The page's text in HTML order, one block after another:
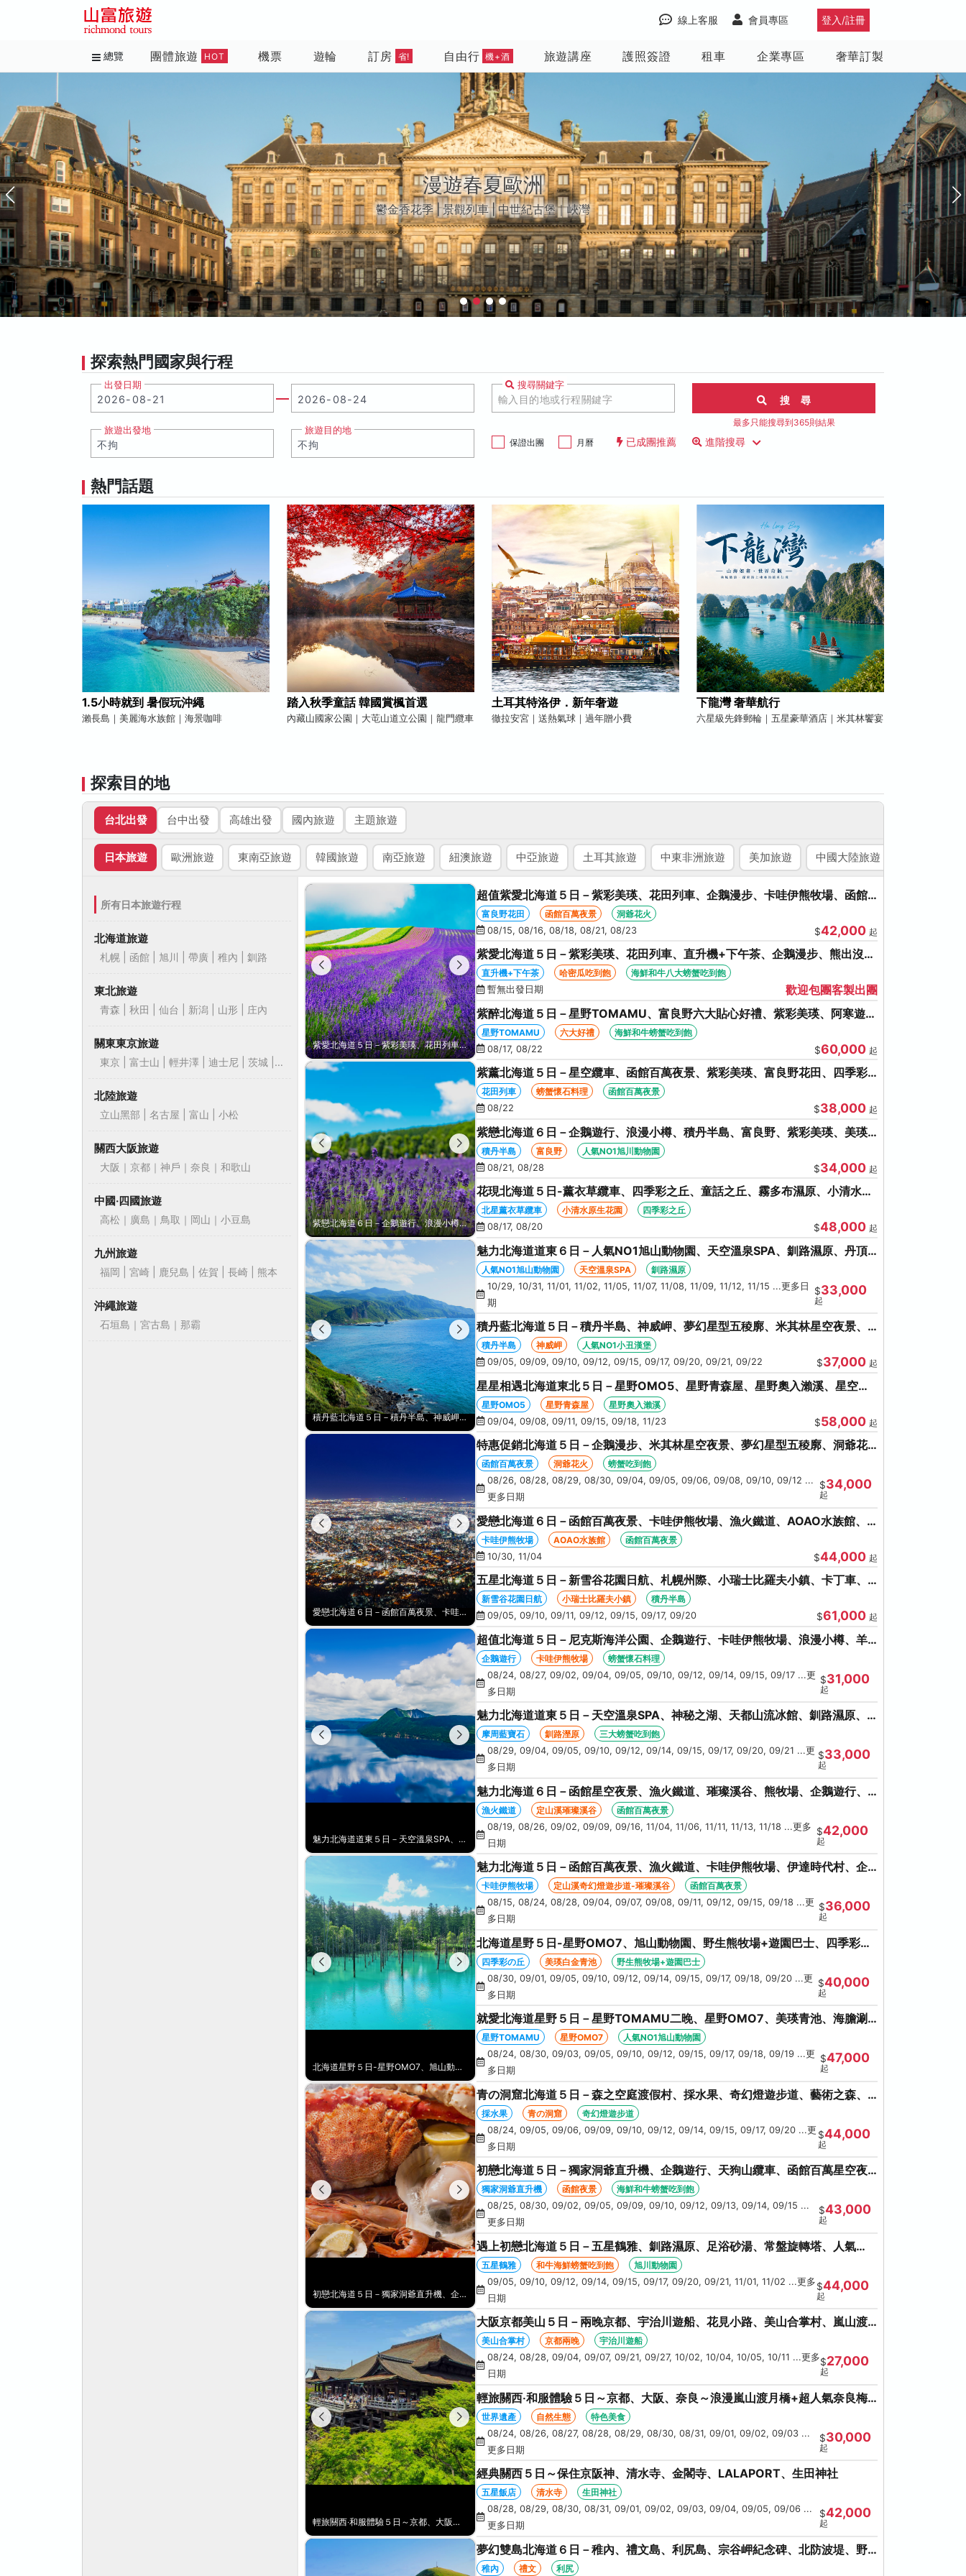
登入/註冊
會員專區
線上客服
總覽 團體旅遊 HOT 機票 遊輪 訂房 省! 自由行 機+酒 旅遊講座 護照簽證 租車 企業專區 奢華訂製
越南 • 越來越好玩
河內｜峴港｜胡志明市｜富國島
探索熱門國家與行程
出發日期 搜尋關鍵字
旅遊出發地
旅遊目的地
保證出團
月曆 已成團推薦
搜 尋
最多只能搜尋到365則結果
進階搜尋
熱門話題
1.5小時就到 暑假玩沖繩
瀨長島｜美麗海水族館｜海景咖啡
踏入秋季童話 韓國賞楓首選
內藏山國家公園｜大芚山道立公園｜龍門纜車
土耳其特洛伊．新年奢遊
徹拉安宮｜送熱氣球｜過年贈小費
下龍灣 奢華航行
六星級先鋒郵輪｜五星豪華酒店｜米其林饗宴
探索目的地
台北出發 台中出發 高雄出發 國內旅遊 主題旅遊
日本旅遊 歐洲旅遊 東南亞旅遊 韓國旅遊 南亞旅遊 紐澳旅遊 中亞旅遊 土耳其旅遊 中東非洲旅遊 美加旅遊 中國大陸旅遊
所有日本旅遊行程
北海道旅遊
札幌 | 函館 | 旭川 | 帶廣 | 稚內 | 釧路
東北旅遊
青森 | 秋田 | 仙台 | 新潟 | 山形 | 庄內
關東東京旅遊
東京 | 富士山 | 輕井澤 | 迪士尼 | 茨城 |
北陸旅遊
立山黑部 | 名古屋 | 富山 | 小松
關西大阪旅遊
大阪｜京都｜神戶｜奈良｜和歌山
中國‧四國旅遊
高松｜廣島｜鳥取｜岡山｜小豆島
九州旅遊
福岡 | 宮崎 | 鹿兒島 | 佐賀 | 長崎 | 熊本
沖繩旅遊
石垣島｜宮古島｜那霸
紫醉北海道５日－星野TOMAMU、富良野六大貼心好禮、紫彩美瑛、阿寒遊覽船、知床五湖、哈密瓜+海鮮和牛螃蟹吃到飽
超值紫愛北海道５日－紫彩美瑛、花田列車、企鵝漫步、卡哇伊熊牧場、函館
星空夜景、洞爺花火、螃蟹懷石、啤酒暢飲
富良野花田 函館百萬夜景
洞爺花火
08/15, 08/16, 08/18, 08/21, 08/23
$42,000 起
紫愛北海道５日－紫彩美瑛、花田列車、直升機+下午茶、企鵝漫步、熊出沒、
函館百萬夜景、哈密瓜+海鮮和牛八大螃蟹吃到飽
直升機+下午茶 哈密瓜吃到飽
海鮮和牛八大螃蟹吃到飽
暫無出發日期
歡迎包團客製出團
紫醉北海道５日－星野TOMAMU、富良野六大貼心好禮、紫彩美瑛、阿寒遊覽
船、知床五湖、哈密瓜+海鮮和牛螃蟹吃到飽
星野TOMAMU 六大好禮
海鮮和牛螃蟹吃到飽
08/17, 08/22
$60,000 起
花現北海道５日-薰衣草纜車、四季彩之丘、童話之丘、霧多布濕原、小清水原生花園、摩周湖、熱氣球、天空溫泉SPA、螃蟹吃到飽
紫薰北海道５日－星空纜車、函館百萬夜景、紫彩美瑛、富良野花田、四季彩
之丘、花田列車、螃蟹懷石料理
花田列車 螃蟹懷石料理
函館百萬夜景
08/22
$38,000 起
紫戀北海道６日－企鵝遊行、浪漫小樽、積丹半島、富良野、紫彩美瑛、美瑛
白金青池、旭山動物園、旭川常盤旋轉塔
積丹半島 富良野
人氣NO1旭川動物園
08/21, 08/28
$34,000 起
花現北海道５日-薰衣草纜車、四季彩之丘、童話之丘、霧多布濕原、小清水原
生花園、摩周湖、熱氣球、天空溫泉SPA、螃蟹吃到飽
北星薰衣草纜車 小清水原生花園
四季彩之丘
08/17, 08/20
$48,000 起
星星相遇北海道東北５日－星野OMO5、星野青森屋、星野奧入瀨溪、星空夜景、新幹線北斗號、睡魔之家、十和田湖(不進免稅店)
魅力北海道道東６日－人氣NO1旭山動物園、天空溫泉SPA、釧路濕原、丹頂
鶴、霧之摩周湖、屈斜路湖、砂湯體驗
人氣NO1旭山動物園 天空溫泉SPA
釧路濕原
10/29, 10/31, 11/01, 11/02, 11/05, 11/07, 11/08, 11/09, 11/12, 11/15 ...更多日
期
$33,000
起
積丹藍北海道５日－積丹半島、神威岬、夢幻星型五稜廓、米其林星空夜景、
人氣NO1小丑漢堡、河童足湯、奇幻燈遊步道、璀璨溪谷
積丹半島 神威岬
人氣NO1小丑漢堡
09/05, 09/09, 09/10, 09/12, 09/15, 09/17, 09/20, 09/21, 09/22
$37,000 起
星星相遇北海道東北５日－星野OMO5、星野青森屋、星野奧入瀨溪、星空夜
景、新幹線北斗號、睡魔之家、十和田湖(不進免稅店)
星野OMO5 星野青森屋
星野奧入瀨溪
09/04, 09/08, 09/11, 09/15, 09/18, 11/23
$58,000 起
五星北海道５日－新雪谷花園日航、札幌州際、小瑞士比羅夫小鎮、卡丁車、空中纜車、積丹半島、採水果、海鮮和牛螃蟹放題
特惠促銷北海道５日－企鵝漫步、米其林星空夜景、夢幻星型五稜廓、洞爺花
火、啤酒暢飲、螃蟹懷石料理、螃蟹吃到飽
函館百萬夜景 洞爺花火
螃蟹吃到飽
08/26, 08/28, 08/29, 08/30, 09/04, 09/05, 09/06, 09/08, 09/10, 09/12 ...
更多日期
$34,000
起
愛戀北海道６日－函館百萬夜景、卡哇伊熊牧場、漁火鐵道、AOAO水族館、
藻岩山纜車、三大螃蟹吃到飽(函館/千歲)
卡哇伊熊牧場 AOAO水族館
函館百萬夜景
10/30, 11/04
$44,000 起
五星北海道５日－新雪谷花園日航、札幌州際、小瑞士比羅夫小鎮、卡丁車、
空中纜車、積丹半島、採水果、海鮮和牛螃蟹放題
新雪谷花園日航 小瑞士比羅夫小鎮
積丹半島
09/05, 09/10, 09/11, 09/12, 09/15, 09/17, 09/20
$61,000 起
魅力北海道６日－函館星空夜景、漁火鐵道、璀璨溪谷、熊牧場、企鵝遊行、AOAO水族館、藻岩山纜車、三大螃蟹吃到飽
超值北海道５日－尼克斯海洋公園、企鵝遊行、卡哇伊熊牧場、浪漫小樽、羊
蹄山名水公園、洞爺星空、花火大會、螃蟹懷石料理
企鵝遊行 卡哇伊熊牧場
螃蟹懷石料理
08/24, 08/27, 09/02, 09/04, 09/05, 09/10, 09/12, 09/14, 09/15, 09/17 ...更
多日期
$31,000
起
魅力北海道道東５日－天空溫泉SPA、神秘之湖、天都山流冰館、釧路濕原、
丹頂鶴、花時計、砂湯體驗、螃蟹吃到飽
摩周藍寶石 釧路溼原
三大螃蟹吃到飽
08/29, 09/04, 09/05, 09/10, 09/12, 09/14, 09/15, 09/17, 09/20, 09/21 ...更
多日期
$33,000
起
魅力北海道６日－函館星空夜景、漁火鐵道、璀璨溪谷、熊牧場、企鵝遊行、
AOAO水族館、藻岩山纜車、三大螃蟹吃到飽
漁火鐵道 定山溪璀璨溪谷
函館百萬夜景
08/19, 08/26, 09/02, 09/09, 09/16, 11/04, 11/06, 11/11, 11/13, 11/18 ...更多
日期
$42,000
起
就愛北海道星野５日－星野TOMAMU二晚、星野OMO7、美瑛青池、海膽涮涮鍋、人氣NO1旭山動物園、海鮮和牛螃蟹吃到飽
魅力北海道５日－函館百萬夜景、漁火鐵道、卡哇伊熊牧場、伊達時代村、企
鵝遊行、奇幻燈遊步道、璀璨溪谷、人氣NO1小丑漢堡
卡哇伊熊牧場 定山溪奇幻燈遊步道-璀璨溪谷
函館百萬夜景
08/15, 08/24, 08/28, 09/04, 09/07, 09/08, 09/11, 09/12, 09/15, 09/18 ...更
多日期
$36,000
起
北海道星野５日-星野OMO7、旭山動物園、野生熊牧場+遊園巴士、四季彩の
丘、卡哇伊草泥馬、美瑛白金青池、螃蟹吃到飽
四季彩の丘 美瑛白金青池
野生熊牧場+遊園巴士
08/30, 09/01, 09/05, 09/10, 09/12, 09/14, 09/15, 09/17, 09/18, 09/20 ...更
多日期
$40,000
起
就愛北海道星野５日－星野TOMAMU二晚、星野OMO7、美瑛青池、海膽涮
涮鍋、人氣NO1旭山動物園、海鮮和牛螃蟹吃到飽
星野TOMAMU 星野OMO7
人氣NO1旭山動物園
08/24, 08/30, 09/03, 09/05, 09/10, 09/12, 09/15, 09/17, 09/18, 09/19 ...更
多日期
$47,000
起
遇上初戀北海道５日－五星鶴雅、釧路濕原、足浴砂湯、常盤旋轉塔、人氣NO1旭山動物園、爐端燒、和牛海鮮螃蟹吃到飽
青の洞窟北海道５日－森之空庭渡假村、採水果、奇幻燈遊步道、藝術之森、
企鵝遊行、卡哇伊熊牧場、忍者伊達時代村、螃蟹吃到飽
採水果 青の洞窟
奇幻燈遊步道
08/24, 09/05, 09/06, 09/09, 09/10, 09/12, 09/14, 09/15, 09/17, 09/20 ...更
多日期
$44,000
起
初戀北海道５日－獨家洞爺直升機、企鵝遊行、天狗山纜車、函館百萬星空夜
景、海膽、北方馬公園、海鮮和牛螃蟹吃到飽
獨家洞爺直升機 函館夜景
海鮮和牛螃蟹吃到飽
08/25, 08/30, 09/02, 09/05, 09/09, 09/10, 09/12, 09/13, 09/14, 09/15 ...
更多日期
$43,000
起
遇上初戀北海道５日－五星鶴雅、釧路濕原、足浴砂湯、常盤旋轉塔、人氣
NO1旭山動物園、爐端燒、和牛海鮮螃蟹吃到飽
五星鶴雅 和牛海鮮螃蟹吃到飽
旭川動物園
09/05, 09/10, 09/12, 09/14, 09/15, 09/17, 09/20, 09/21, 11/01, 11/02 ...更多
日期
$44,000
起
大阪京都美山５日－兩晚京都、宇治川遊船、花見小路、美山合掌村、嵐山渡
月橋、奈良朱紅燈籠、奈良梅花鹿、流水瀑布電扶梯
美山合掌村 京都兩晚
宇治川遊船
08/24, 08/28, 09/04, 09/07, 09/21, 09/27, 10/02, 10/04, 10/05, 10/11 ...更多
日期
$27,000
起
輕旅關西‧和服體驗５日～京都、大阪、奈良～浪漫嵐山渡月橋+超人氣奈良梅
花鹿公園
世界遺產 自然生態
特色美食
08/24, 08/26, 08/27, 08/28, 08/29, 08/30, 08/31, 09/01, 09/02, 09/03 ...
更多日期
$30,000
起
經典關西５日～保住京阪神、清水寺、金閣寺、LALAPORT、生田神社
五星飯店 清水寺
生田神社
08/28, 08/29, 08/30, 08/31, 09/01, 09/02, 09/03, 09/04, 09/05, 09/06 ...
更多日期
$42,000
起
夢幻雙島北海道６日－稚內、禮文島、利尻島、宗谷岬紀念碑、北防波堤、野
寒布岬、留萌花田家番屋、紫彩美瑛
稚內 禮文 利尻